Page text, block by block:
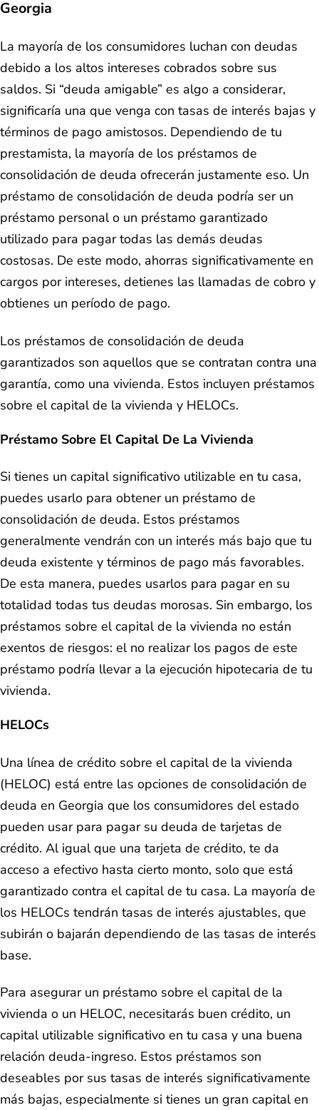
Georgia
La mayoría de los consumidores luchan con deudas
debido a los altos intereses cobrados sobre sus
saldos. Si “deuda amigable” es algo a considerar,
significaría una que venga con tasas de interés bajas y
términos de pago amistosos. Dependiendo de tu
prestamista, la mayoría de los préstamos de
consolidación de deuda ofrecerán justamente eso. Un
préstamo de consolidación de deuda podría ser un
préstamo personal o un préstamo garantizado
utilizado para pagar todas las demás deudas
costosas. De este modo, ahorras significativamente en
cargos por intereses, detienes las llamadas de cobro y
obtienes un período de pago.
Los préstamos de consolidación de deuda
garantizados son aquellos que se contratan contra una
garantía, como una vivienda. Estos incluyen préstamos
sobre el capital de la vivienda y HELOCs.
Préstamo Sobre El Capital De La Vivienda
Si tienes un capital significativo utilizable en tu casa,
puedes usarlo para obtener un préstamo de
consolidación de deuda. Estos préstamos
generalmente vendrán con un interés más bajo que tu
deuda existente y términos de pago más favorables.
De esta manera, puedes usarlos para pagar en su
totalidad todas tus deudas morosas. Sin embargo, los
préstamos sobre el capital de la vivienda no están
exentos de riesgos: el no realizar los pagos de este
préstamo podría llevar a la ejecución hipotecaria de tu
vivienda.
HELOCs
Una línea de crédito sobre el capital de la vivienda
(HELOC) está entre las opciones de consolidación de
deuda en Georgia que los consumidores del estado
pueden usar para pagar su deuda de tarjetas de
crédito. Al igual que una tarjeta de crédito, te da
acceso a efectivo hasta cierto monto, solo que está
garantizado contra el capital de tu casa. La mayoría de
los HELOCs tendrán tasas de interés ajustables, que
subirán o bajarán dependiendo de las tasas de interés
base.
Para asegurar un préstamo sobre el capital de la
vivienda o un HELOC, necesitarás buen crédito, un
capital utilizable significativo en tu casa y una buena
relación deuda-ingreso. Estos préstamos son
deseables por sus tasas de interés significativamente
más bajas, especialmente si tienes un gran capital en